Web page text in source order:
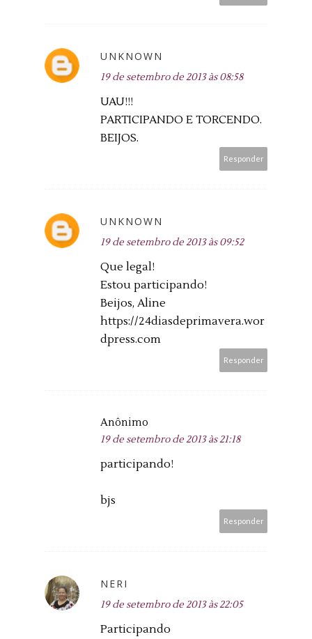
UNKNOWN
19 de setembro de 2013 às 08:58
UAU!!!
PARTICIPANDO E TORCENDO.
BEIJOS.
Responder
UNKNOWN
19 de setembro de 2013 às 09:52
Que legal!
Estou participando!
Beijos, Aline
https://24diasdeprimavera.wor
dpress.com
Responder
Anônimo
19 de setembro de 2013 às 21:18
participando!
bjs
Responder
NERI
19 de setembro de 2013 às 22:05
Participando